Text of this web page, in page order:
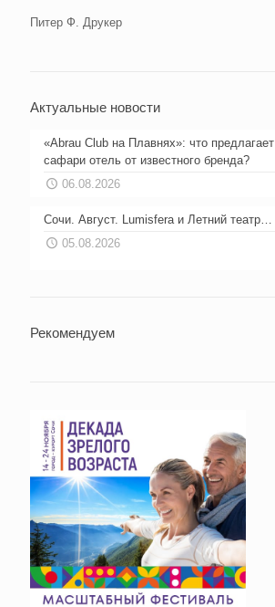
Питер Ф. Друкер
Актуальные новости
«Abrau Club на Плавнях»: что предлагает
сафари отель от известного бренда?
06.08.2026
Сочи. Август. Lumisfera и Летний театр…
05.08.2026
Рекомендуем